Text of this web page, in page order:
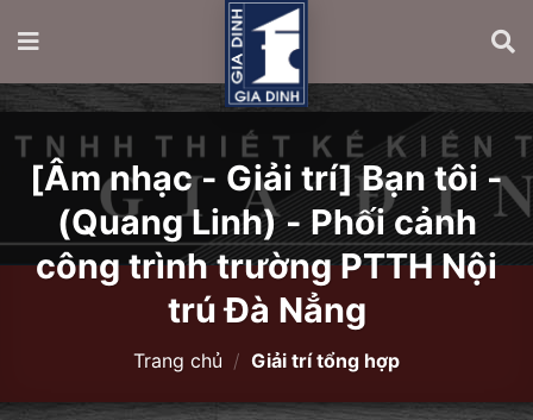
[Âm nhạc - Giải trí] Bạn tôi -
(Quang Linh) - Phối cảnh
công trình trường PTTH Nội
trú Đà Nẳng
Trang chủ / Giải trí tổng hợp